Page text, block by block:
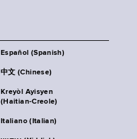
Español (Spanish)
中文 (Chinese)
Kreyòl Ayisyen
(Haitian-Creole)
Italiano (Italian)